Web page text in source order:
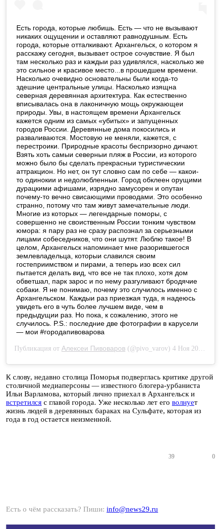
Есть города, которые любишь. Есть — что не вызывают
никаких ощущении и оставляют равнодушным. Есть
города, которые отталкивают. Архангельск, о котором я
расскажу сегодня, вызывает острое сочувствие. Я был
там несколько раз и каждыи раз удивлялся, насколько же
это сильное и красивое место...в прошедшем времени.
Насколько очевидно основательны были когда-то
здешние центральные улицы. Насколько изящна
северная деревянная архитектура. Как естественно
вписывалась она в лаконичную мощь окружающеи
природы. Увы, в настоящем времени Архангельск
кажется одним из самых «убитых» и запущенных
городов России. Деревянные дома покосились и
разваливаются. Мостовую не меняли, кажется, с
перестроики. Природные красоты беспризорно дичают.
Взять хоть самыи северныи пляж в России, из которого
можно было бы сделать прекрасныи туристическии
аттракцион. Но нет, он тут словно сам по себе — какои-
то одинокии и недолюбленныи. Город обклеен орущими
дурацкими афишами, изрядно замусорен и опутан
почему-то вечно свисающими проводами. Это особенно
странно, потому что там живут замечательные люди.
Многие из которых — легендарные поморы, с
совершенно не своиственным России тонким чувством
юмора: я пару раз не сразу распознал за серьезными
лицами собеседников, что они шутят. Люблю такое! В
целом, Архангельск напоминает мне разорившегося
землевладельца, которыи славился своим
гостеприимством и пирами, а теперь изо всех сил
пытается делать вид, что все не так плохо, хотя дом
обветшал, парк зарос и по нему разгуливают бродячие
собаки. Я не понимаю, почему это случилось именно с
Архангельском. Каждыи раз приезжая туда, я надеюсь
увидеть его в чуть более лучшем виде, чем в
предыдущии раз. Но пока, к сожалению, этого не
случилось. P.S.: последние две фотографии в карусели
— мои #городапивоварова
Публикация от Алексеи Пивоваров (@pivo_varov) 4 Ноя 2020 в 3:50 PST
К слову, недавно столица Поморья подверглась критике другой
столичной медиаперсоны — известного блогера-урбаниста
Ильи Варламова, который лично приехал в Архангельск и
встретился с главой города. Уже несколько лет его волнует
жизнь людей в деревянных бараках на Сульфате, которая из
года в год остается неизменной.
39 0
Есть о чём рассказать? Пиши: info@news29.ru